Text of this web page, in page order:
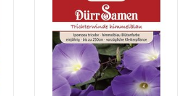
dunkelgrünen Blättern bilden eine
überragende Farbkombination
den ganzen Sommer lang.
ZUM WARENKORB HINZUFÜGEN